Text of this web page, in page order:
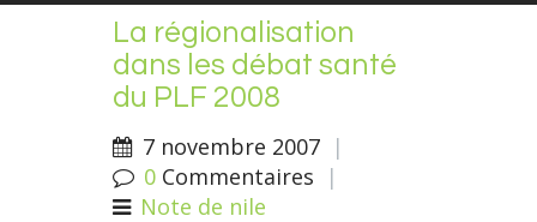
La régionalisation
dans les débat santé
du PLF 2008
7 novembre 2007 |
0 Commentaires
|
Note de nile